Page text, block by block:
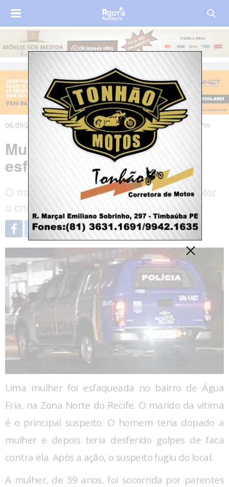
06/09/2021 às 20h50m - Atualizado em 06/09/2021 às 21h37m
Mulher é dopada e
esfaqueada no Recife
O marido é o principal suspeito de cometer
o crime contra a mulher
Uma mulher foi esfaqueada no bairro de Água
Fria, na Zona Norte do Recife. O marido da vítima
é o principal suspeito. O homem teria dopado a
mulher e depois teria desferido golpes de faca
contra ela. Após a ação, o suspeito fugiu do local.
A mulher, de 39 anos, foi socorrida por parentes